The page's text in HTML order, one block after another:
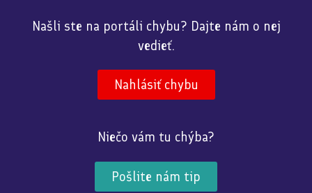
Našli ste na portáli chybu? Dajte nám o nej
vedieť.
Nahlásiť chybu
Niečo vám tu chýba?
Pošlite nám tip